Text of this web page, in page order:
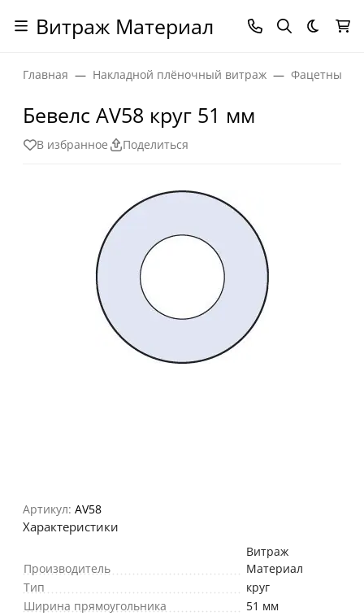
Витраж Материал Темная
Главная Накладной плёночный витраж Фацетные
Бевелс AV58 круг 51 мм
В избранное Поделиться
Артикул: AV58
Характеристики
Производитель
Витраж
Материал
Тип
круг
Ширина прямоугольника
51 мм